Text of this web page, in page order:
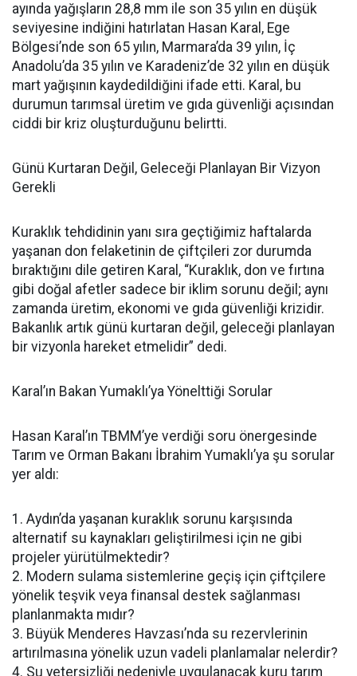
ayında yağışların 28,8 mm ile son 35 yılın en düşük
seviyesine indiğini hatırlatan Hasan Karal, Ege
Bölgesi’nde son 65 yılın, Marmara’da 39 yılın, İç
Anadolu’da 35 yılın ve Karadeniz’de 32 yılın en düşük
mart yağışının kaydedildiğini ifade etti. Karal, bu
durumun tarımsal üretim ve gıda güvenliği açısından
ciddi bir kriz oluşturduğunu belirtti.
Günü Kurtaran Değil, Geleceği Planlayan Bir Vizyon
Gerekli
Kuraklık tehdidinin yanı sıra geçtiğimiz haftalarda
yaşanan don felaketinin de çiftçileri zor durumda
bıraktığını dile getiren Karal, “Kuraklık, don ve fırtına
gibi doğal afetler sadece bir iklim sorunu değil; aynı
zamanda üretim, ekonomi ve gıda güvenliği krizidir.
Bakanlık artık günü kurtaran değil, geleceği planlayan
bir vizyonla hareket etmelidir” dedi.
Karal’ın Bakan Yumaklı’ya Yönelttiği Sorular
Hasan Karal’ın TBMM’ye verdiği soru önergesinde
Tarım ve Orman Bakanı İbrahim Yumaklı’ya şu sorular
yer aldı:
1. Aydın’da yaşanan kuraklık sorunu karşısında
alternatif su kaynakları geliştirilmesi için ne gibi
projeler yürütülmektedir?
2. Modern sulama sistemlerine geçiş için çiftçilere
yönelik teşvik veya finansal destek sağlanması
planlanmakta mıdır?
3. Büyük Menderes Havzası’nda su rezervlerinin
artırılmasına yönelik uzun vadeli planlamalar nelerdir?
4. Su yetersizliği nedeniyle uygulanacak kuru tarım